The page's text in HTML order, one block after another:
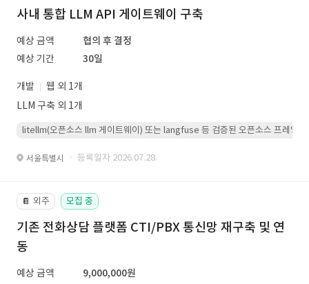
사내 통합 LLM API 게이트웨이 구축
예상 금액
협의 후 결정
예상 기간
30일
개발
웹 외 1개
LLM 구축 외 1개
litellm(오픈소스 llm 게이트웨이) 또는 langfuse 등 검증된 오픈소스 프레임워
서울특별시 · 등록일자 2026.07.28.
📔 외주 모집 중
기존 전화상담 플랫폼 CTI/PBX 통신망 재구축 및 연
동
예상 금액
9,000,000원